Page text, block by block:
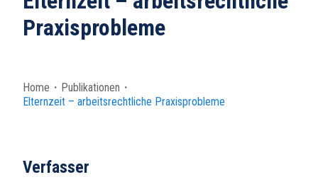
Praxisprobleme
Home ・ Publikationen ・
Elternzeit – arbeitsrechtliche Praxisprobleme
Verfasser